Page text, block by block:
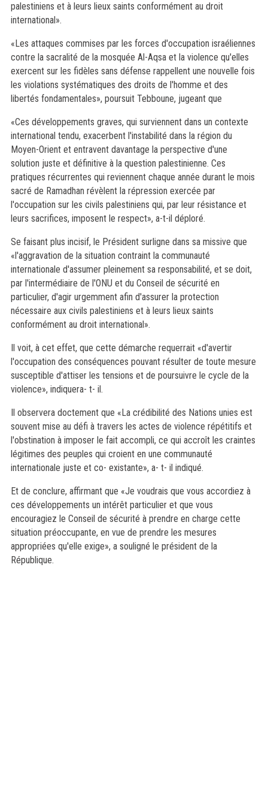
palestiniens et à leurs lieux saints conformément au droit
international».
«Les attaques commises par les forces d'occupation israéliennes
contre la sacralité de la mosquée Al-Aqsa et la violence qu'elles
exercent sur les fidèles sans défense rappellent une nouvelle fois
les violations systématiques des droits de l'homme et des
libertés fondamentales», poursuit Tebboune, jugeant que
«Ces développements graves, qui surviennent dans un contexte
international tendu, exacerbent l'instabilité dans la région du
Moyen-Orient et entravent davantage la perspective d'une
solution juste et définitive à la question palestinienne. Ces
pratiques récurrentes qui reviennent chaque année durant le mois
sacré de Ramadhan révèlent la répression exercée par
l'occupation sur les civils palestiniens qui, par leur résistance et
leurs sacrifices, imposent le respect», a-t-il déploré.
Se faisant plus incisif, le Président surligne dans sa missive que
«l'aggravation de la situation contraint la communauté
internationale d'assumer pleinement sa responsabilité, et se doit,
par l'intermédiaire de l'ONU et du Conseil de sécurité en
particulier, d'agir urgemment afin d'assurer la protection
nécessaire aux civils palestiniens et à leurs lieux saints
conformément au droit international».
Il voit, à cet effet, que cette démarche requerrait «d'avertir
l'occupation des conséquences pouvant résulter de toute mesure
susceptible d'attiser les tensions et de poursuivre le cycle de la
violence», indiquera- t- il.
Il observera doctement que «La crédibilité des Nations unies est
souvent mise au défi à travers les actes de violence répétitifs et
l'obstination à imposer le fait accompli, ce qui accroît les craintes
légitimes des peuples qui croient en une communauté
internationale juste et co- existante», a- t- il indiqué.
Et de conclure, affirmant que «Je voudrais que vous accordiez à
ces développements un intérêt particulier et que vous
encouragiez le Conseil de sécurité à prendre en charge cette
situation préoccupante, en vue de prendre les mesures
appropriées qu'elle exige», a souligné le président de la
République.